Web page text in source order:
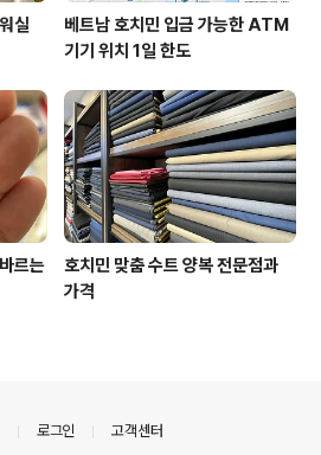
실
베트남 호치민 입금 가능한 ATM
기기 위치 1일 한도
바르는
호치민 맞춤 수트 양복 전문점과
가격
로그인 고객센터